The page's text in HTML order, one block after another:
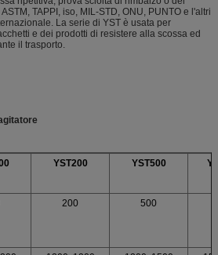
TAPPI, iso, MIL-STD, ONU, PUNTO e l'altri
La serie di YST è usata per
e dei prodotti di resistere alla scossa ed
il trasporto.
YST200 YST500
200 500